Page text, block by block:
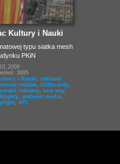
Kultury i Nauki
typu siatka mesh
PKiN
3895
i Nauki , reklama
reklam, billboardy,
serwis reklamy, one way
, ambient media,
, ATL